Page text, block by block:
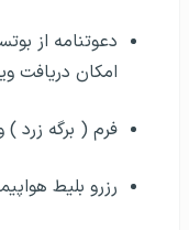
دعوتنامه از
امکان دریافت
فرم ( برگه زرد
رزرو بلیط